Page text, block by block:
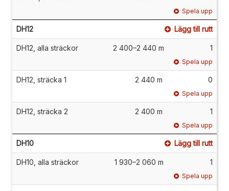
Spela upp
DH12 Lägg till rutt
DH12, alla sträckor 2 400–2 440 m 1
Spela upp
DH12, sträcka 1 2 440 m 0
Spela upp
DH12, sträcka 2 2 400 m 1
Spela upp
DH10 Lägg till rutt
DH10, alla sträckor 1 930–2 060 m 1
Spela upp